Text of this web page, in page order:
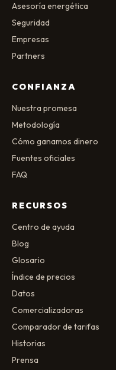
Asesoría energética
Seguridad
Empresas
Partners
CONFIANZA
Nuestra promesa
Metodología
Cómo ganamos dinero
Fuentes oficiales
FAQ
RECURSOS
Centro de ayuda
Blog
Glosario
Índice de precios
Datos
Comercializadoras
Comparador de tarifas
Historias
Prensa